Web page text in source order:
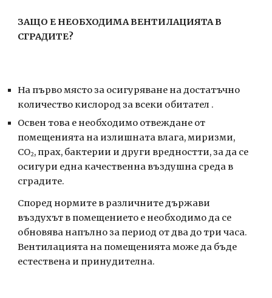
ЗАЩО Е НЕОБХОДИМА ВЕНТИЛАЦИЯТА В
СГРАДИТЕ?
На първо място за осигуряване на достатъчно
количество кислород за всеки обитател .
Освен това е необходимо отвеждане от
помещенията на излишната влага, миризми,
CO2, прах, бактерии и други вредностти, за да се
осигури една качественна въздушна среда в
сградите.
Според нормите в различните държави
въздухът в помещението е необходимо да се
обновява напълно за период от два до три часа.
Вентилацията на помещенията може да бъде
естествена и принудителна.